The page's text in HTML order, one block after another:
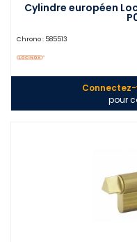
Cylindre européen
Chrono : 585513
pour